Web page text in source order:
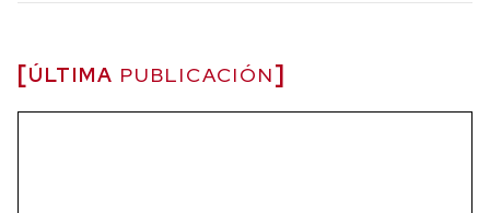
ÚLTIMA PUBLICACIÓN